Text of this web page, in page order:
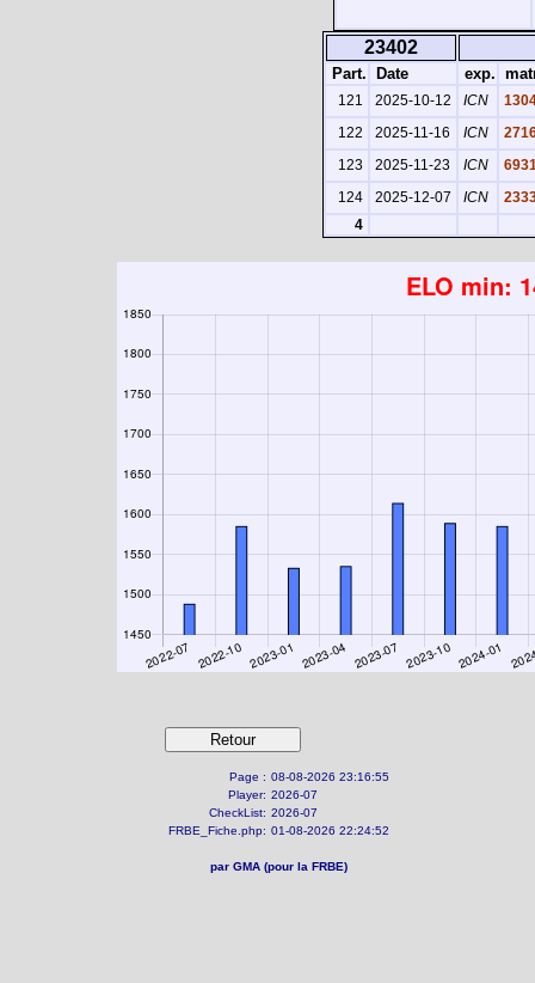
23402
Part. Date exp.
121 2025-10-12 ICN
122
2025-11-16 ICN
123
2025-11-23 ICN
124
2025-12-07 ICN
4
Page : 08-08-2026 23:16:55
Player: 2026-07
CheckList: 2026-07
FRBE_Fiche.php: 01-08-2026 22:24:52
par GMA (pour la FRBE)